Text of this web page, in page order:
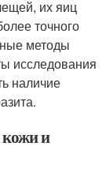
их яиц
точного
методы
исследования
наличие
кожи и